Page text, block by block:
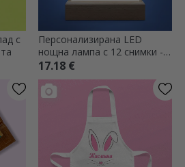
с
Персонализирана LED
нощна лампа с 12 снимки -
Моята първа година
17.18 €